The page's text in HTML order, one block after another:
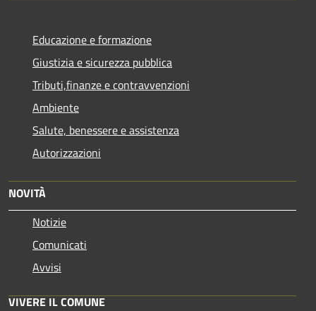
Educazione e formazione
Giustizia e sicurezza pubblica
Tributi,finanze e contravvenzioni
Ambiente
Salute, benessere e assistenza
Autorizzazioni
NOVITÀ
Notizie
Comunicati
Avvisi
VIVERE IL COMUNE